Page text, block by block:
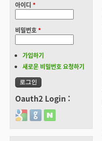
아이디 *
비밀번호*
가입하기
새로운 비밀번호 요청하기
Oauth2 Login :
Login with Google
Login with GitHub
Login with Naver